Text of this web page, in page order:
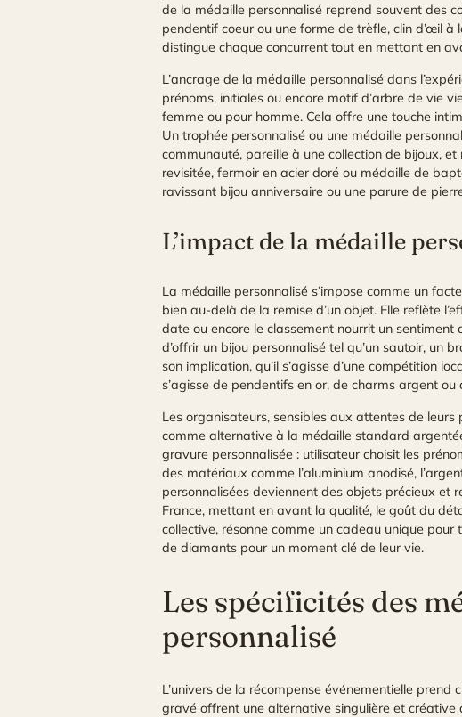
de la médaille personnalisé reprend souvent des
pendentif coeur ou une forme de trèfle, clin d’œil à
distingue chaque concurrent tout en mettant en
L’ancrage de la médaille personnalisé dans
prénoms, initiales ou encore motif d’arbre de vie
femme ou pour homme. Cela offre une touche
Un trophée personnalisé ou une médaille
communauté, pareille à une collection de bijoux,
revisitée, fermoir en acier doré ou médaille de
ravissant bijou anniversaire ou une parure de
L’impact de la médaille
La médaille personnalisé s’impose comme un
bien au-delà de la remise d’un objet. Elle reflète
date ou encore le classement nourrit un sentiment
d’offrir un bijou personnalisé tel qu’un sautoir, un
son implication, qu’il s’agisse d’une compétition
s’agisse de pendentifs en or, de charms argent
Les organisateurs, sensibles aux attentes de
comme alternative à la médaille standard
gravure personnalisée : utilisateur choisit les
des matériaux comme l’aluminium anodisé,
personnalisées deviennent des objets précieux et
France, mettant en avant la qualité, le goût du
collective, résonne comme un cadeau unique
de diamants pour un moment clé de leur vie.
Les spécificités des
personnalisé
L’univers de la récompense événementielle
gravé offrent une alternative singulière et créative